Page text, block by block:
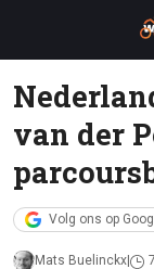
van der
Volg ons op
Mats Buelinckx